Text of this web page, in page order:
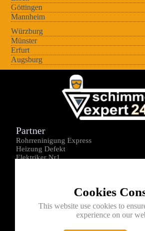
Göttingen
Mannheim
Würzburg
Münster
Erfurt
Augsburg
Cookies
This website use cookies to
experience on our
Partner
Rohrreninigung Express
Heizung Defekt
Elektriker Nr1
Kontakt